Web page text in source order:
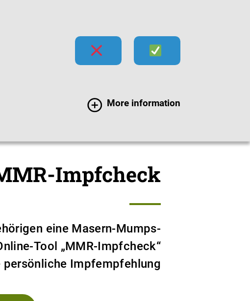
More information
MMR-Impfcheck
Impfcheck
eine Masern-Mumps-
Tool „MMR-Impfcheck“
Impfempfehlung.